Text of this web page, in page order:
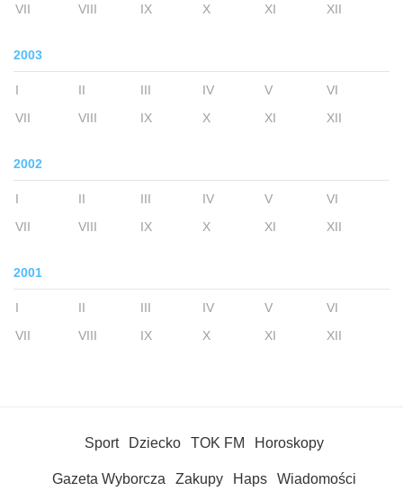
VII
VIII IX X XI XII
2003
I II III IV V
VI
VII
VIII IX X XI XII
2002
I II III IV V
VI
VII
VIII IX X XI XII
2001
I II III IV V
VI
VII
VIII IX X XI XII
Sport Dziecko TOK FM Horoskopy
Gazeta Wyborcza Zakupy Haps Wiadomości